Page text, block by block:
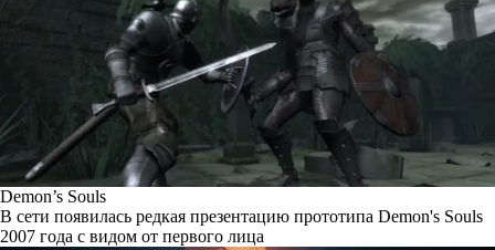
Demon’s Souls
В сети появилась редкая презентацию прототипа Demon's Souls
2007 года с видом от первого лица